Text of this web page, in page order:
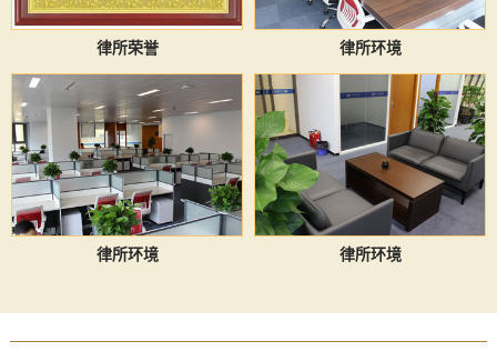
律所荣誉 律所环境
律所环境 律所环境